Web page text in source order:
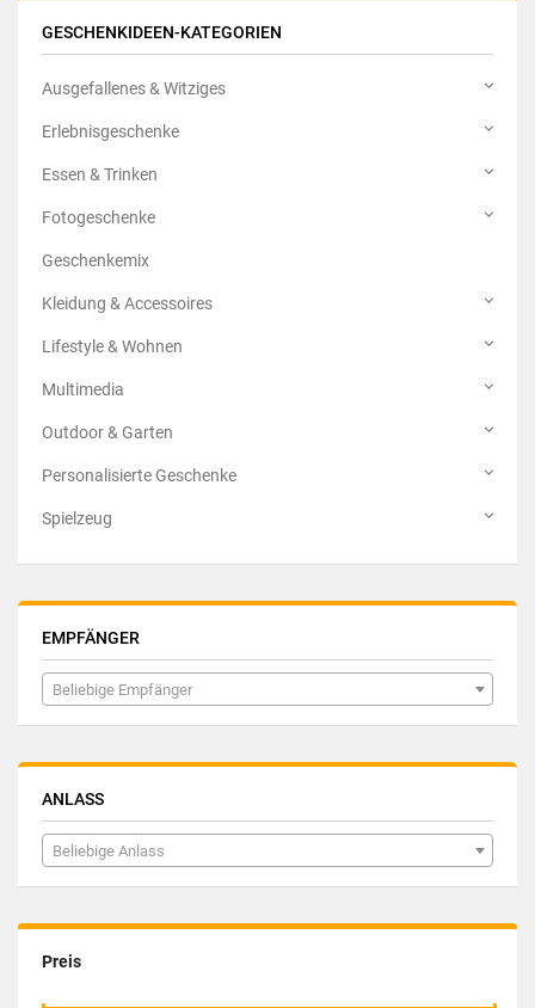
GESCHENKIDEEN-KATEGORIEN
Ausgefallenes & Witziges
Erlebnisgeschenke
Essen & Trinken
Fotogeschenke
Geschenkemix
Kleidung & Accessoires
Lifestyle & Wohnen
Multimedia
Outdoor & Garten
Personalisierte Geschenke
Spielzeug
EMPFÄNGER
Beliebige Empfänger
ANLASS
Beliebige Anlass
Preis